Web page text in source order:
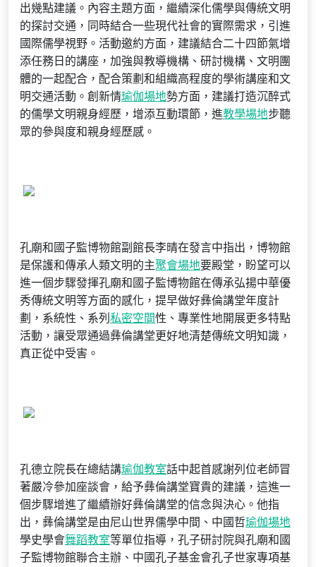
出幾點建議。內容主題方面，繼續深化儒學與傳統文明
的探討交通，同時結合一些現代社會的實際需求，引進
國際儒學視野。活動邀約方面，建議結合二十四節氣增
添任務日的講座，加強與教導機構、研討機構、文明團
體的一起配合，配合策劃和組織高程度的學術講座和文
明交通活動。創新情瑜伽場地勢方面，建議打造沉醉式
的儒學文明親身經歷，增添互動環節，進教學場地步聽
眾的參與度和親身經歷感。
孔廟和國子監博物館副館長李晴在發言中指出，博物館
是保護和傳承人類文明的主聚會場地要殿堂，盼望可以
進一個步驟發揮孔廟和國子監博物館在傳承弘揚中華優
秀傳統文明等方面的感化，提早做好彝倫講堂年度計
劃，系統性、系列 私密空間性、專業性地開展更多特點
活動，讓受眾通過彝倫講堂更好地清楚傳統文明知識，
真正從中受害。
孔德立院長在總結講瑜伽教室話中起首感謝列位老師冒
著嚴冷參加座談會，給予彝倫講堂寶貴的建議，這進一
個步驟增進了繼續辦好彝倫講堂的信念與決心。他指
出，彝倫講堂是由尼山世界儒學中間、中國哲瑜伽場地
學史學會舞蹈教室等單位指導，孔子研討院與孔廟和國
子監博物館聯合主辦、中國孔子基金會孔子世家專項基